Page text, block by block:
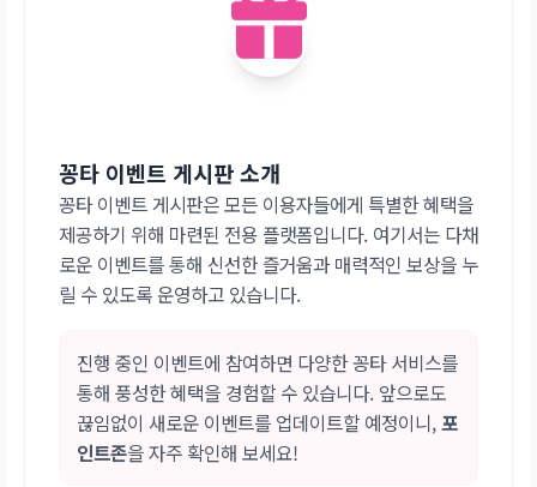
꽁타 이벤트 게시판 소개
꽁타 이벤트 게시판은 모든 이용자들에게 특별한 혜택을
제공하기 위해 마련된 전용 플랫폼입니다. 여기서는 다채
로운 이벤트를 통해 신선한 즐거움과 매력적인 보상을 누
릴 수 있도록 운영하고 있습니다.
진행 중인 이벤트에 참여하면 다양한 꽁타 서비스를
통해 풍성한 혜택을 경험할 수 있습니다. 앞으로도
끊임없이 새로운 이벤트를 업데이트할 예정이니,포
인트존을 자주 확인해 보세요!